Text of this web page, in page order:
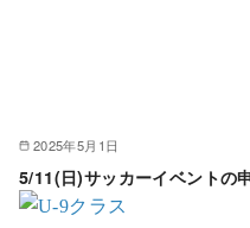
2025年5月1日
5/11(日)サッカーイベントの